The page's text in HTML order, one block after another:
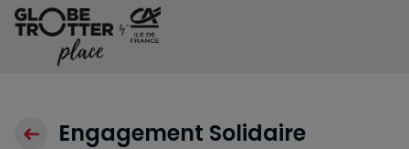
Aller au contenu
Engagement Solidaire